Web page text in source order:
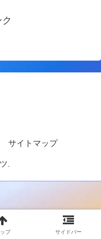
サイトマップ
.
ップ サイドバー